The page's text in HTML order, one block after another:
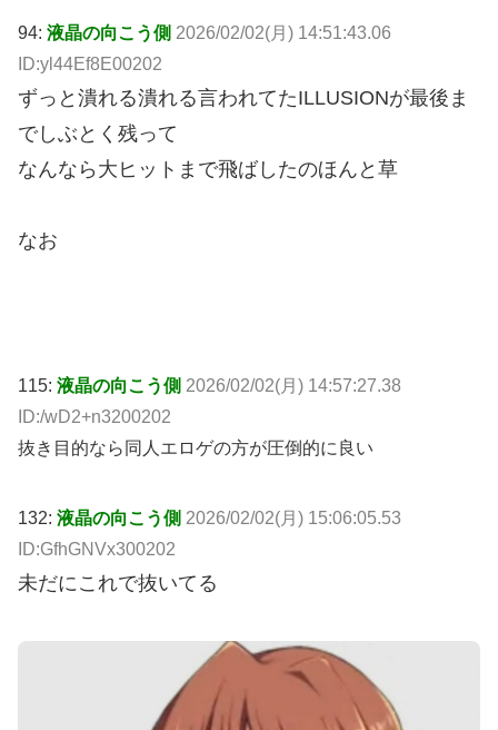
94: 液晶の向こう側 2026/02/02(月) 14:51:43.06
ID:yl44Ef8E00202
ずっと潰れる潰れる言われてたILLUSIONが最後ま
でしぶとく残って
なんなら大ヒットまで飛ばしたのほんと草
なお
115: 液晶の向こう側 2026/02/02(月) 14:57:27.38
ID:/wD2+n3200202
抜き目的なら同人エロゲの方が圧倒的に良い
132: 液晶の向こう側 2026/02/02(月) 15:06:05.53
ID:GfhGNVx300202
未だにこれで抜いてる